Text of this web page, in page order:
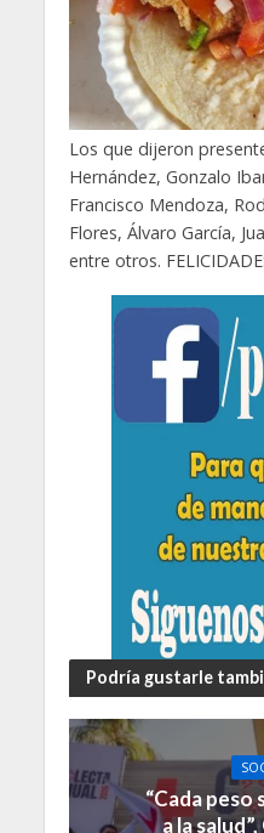
Los que dijeron
Hernández, Gonzalo
Francisco Mendoza,
Flores, Álvaro García,
entre otros.
Podría gustarle
“Cada peso
a la